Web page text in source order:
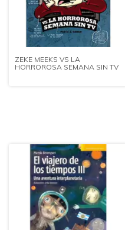
ZEKE MEEKS VS LA
HORROROSA SEMANA SIN TV